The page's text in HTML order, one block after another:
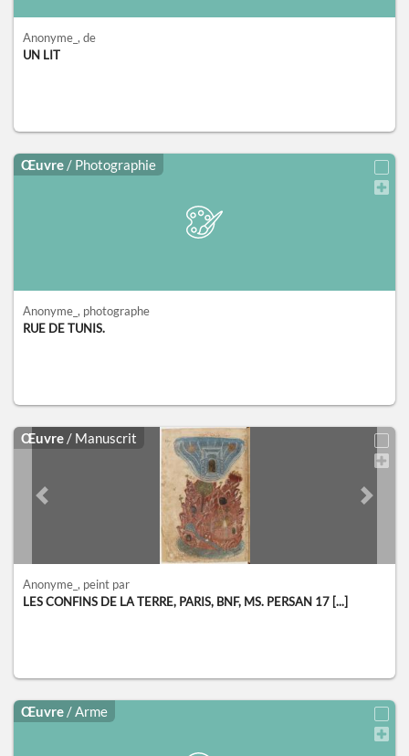
Anonyme_ , de
UN LIT
Œuvre / Photographie
Anonyme_ , photographe
RUE DE TUNIS.
Œuvre / Manuscrit
Previous slide Next
Anonyme_ , peint par
LES CONFINS DE LA TERRE, PARIS, BNF, MS. PERSAN 17 [...]
Œuvre / Arme